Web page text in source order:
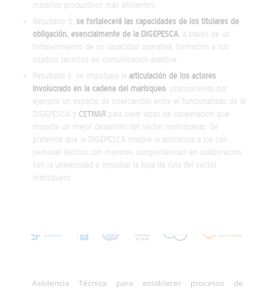
modelos productivos más eficientes.
Resultado 5: se fortalecerá las capacidades de los titulares de
obligación, esencialmente de la DIGEPESCA, a través de un
fortalecimiento de su capacidad operativa, formación a sus
cuadros técnicos en comunicación asertiva.
Resultado 6: se impulsara la articulación de los actores
involucrado en la cadena del marisqueo, promoviendo por
ejemplo un espacio de intercambio entre el funcionariado de la
DIGEPESCA y CETMARpara crear lazos de cooperación que
impacte un mejor desarrollo del sector marisqueras. Se
pretende que la DIGEPESCA mejore la asistencia a los con
personal técnico con mayores compentencias en colaboracion
con la universidad e impulsar la hoja de ruta del sector
marisquero.